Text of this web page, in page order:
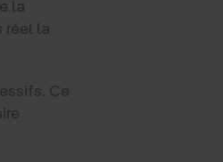
la
réel la
Ce